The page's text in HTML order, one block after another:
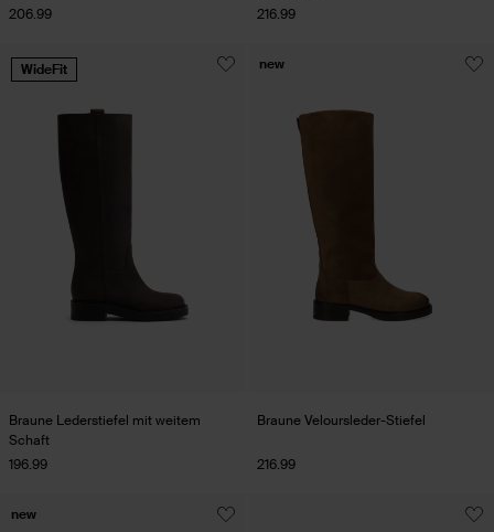
206.99
216.99
Braune Lederstiefel mit weitem
Schaft
196.99
WideFit
Braune Veloursleder-Stiefel
216.99
new
new